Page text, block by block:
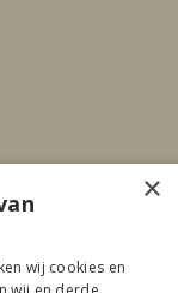
×
wij cookies en